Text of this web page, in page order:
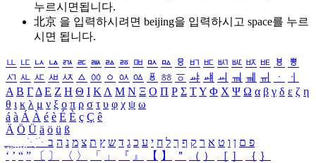
누르시면됩니다.
北京 을 입력하시려면 beijing을 입력하시고 space를 누르
시면 됩니다.
ㅥ ㅦ ㅧ ㅨ ㅩ ㅪ ㅫ ㅬ ㅭ ㅮ ㅯ ㅰ ㅱ ㅲ ㅳ ㅴ ㅵ ㅶ ㅷ ㅸ
ㅹ
ㅺ ㅻ ㅼ ㅽ ㅾ ㅿ ㆀ ㆁ ㆂ ㆃ ㆄ ㆅ ㆆ ㆇ ㆈ ㆉ ㆊ ㆋ ㆌ ㆍ
ㆎ
Α Β ΓΔ Ε Ζ Η Θ Ι ΚΛ Μ Ν Ξ Ο Π Ρ Σ ΤΥ Φ Χ Ψ Ω α β γ δ ε ζ η
θ ι κ λ μ ν ξ ο π ρ σ τ υ φ χ ψ ω
á à Á À é è É È ç Ç ê
Ä Ö Ü ä ö ü ß
ִֶֹ ֻּ ׁׂ פ ם ן ו ט א ר ק ף ך ל ח י ע כ ג ד ש ץ ת צ מ נ ה ב
‘ ’ “ ” 〔 〕 〈 〉 「 」 『 』 【 】 ＂ （ ） ［ ］ ｛ ｝